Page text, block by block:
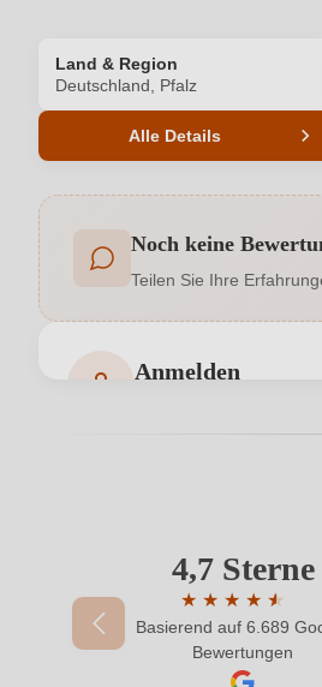
Land & Region
Deutschland, Pfalz
Alle Details
Allergene
Geschmack
adresse
Restzucker in g/L
Traubenfarbe
Noch keine
Teilen Sie Ihre
Anmelden
Ihre E-Mail-Adresse
Ihr Passwort
4,7 Sterne
★ ★ ★ ★ ★
★
Basierend auf 6.689
Bewertungen